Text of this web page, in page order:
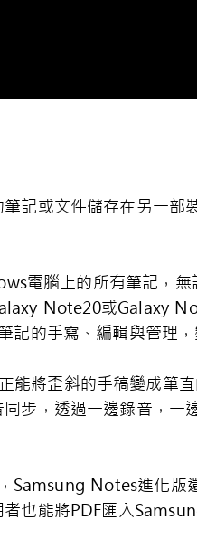
記或文件儲存在另一
電腦上的所有筆記，
Note20或Galaxy
的手寫、編輯與管理，
能將歪斜的手稿變成筆
步，透過一邊錄音，
Samsung Notes進化
也能將PDF匯入